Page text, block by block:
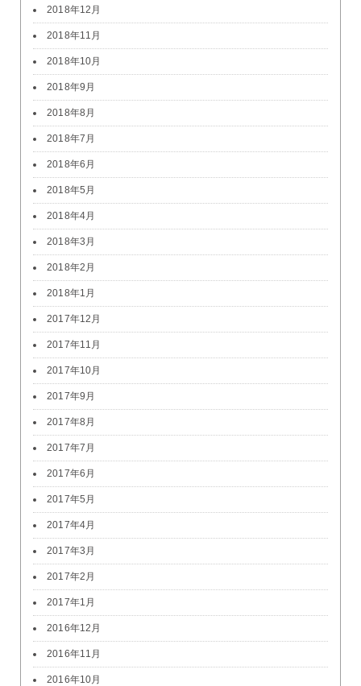
2018年12月
2018年11月
2018年10月
2018年9月
2018年8月
2018年7月
2018年6月
2018年5月
2018年4月
2018年3月
2018年2月
2018年1月
2017年12月
2017年11月
2017年10月
2017年9月
2017年8月
2017年7月
2017年6月
2017年5月
2017年4月
2017年3月
2017年2月
2017年1月
2016年12月
2016年11月
2016年10月